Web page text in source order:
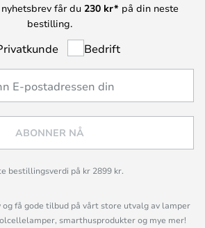
får du 230 kr* på din neste
bestilling.
Bedrift
ABONNER NÅ
bestillingsverdi på kr 2899 kr.
og få gode tilbud på vårt store utvalg av lamper
smarthusprodukter og mye mer!